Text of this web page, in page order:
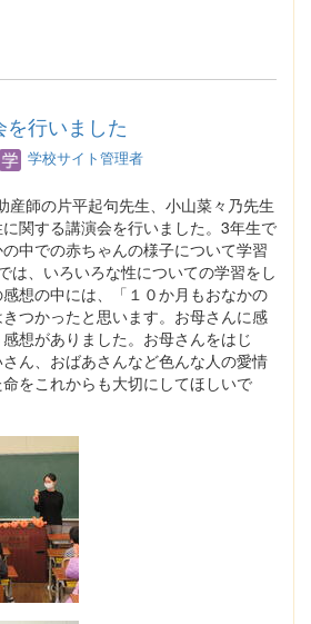
行いました
学校サイト管理者
産師の片平起句先生、小山菜々乃先生
関する講演会を行いました。3年生で
中での赤ちゃんの様子について学習
は、いろいろな性についての学習をし
想の中には、「１０か月もおなかの
つかったと思います。お母さんに感
想がありました。お母さんをはじ
ん、おばあさんなど色んな人の愛情
をこれからも大切にしてほしいで